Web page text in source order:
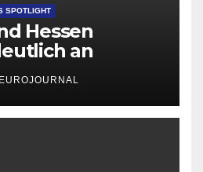
SPOTLIGHT
Hessen
an
Startup-
EUROJOURNAL